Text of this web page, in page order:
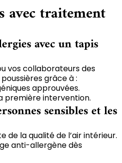
avec traitement
avec un tapis
vos collaborateurs des
grâce à :
approuvées.
première intervention.
sensibles et les
de la qualité de l’air intérieur.
anti-allergène dès